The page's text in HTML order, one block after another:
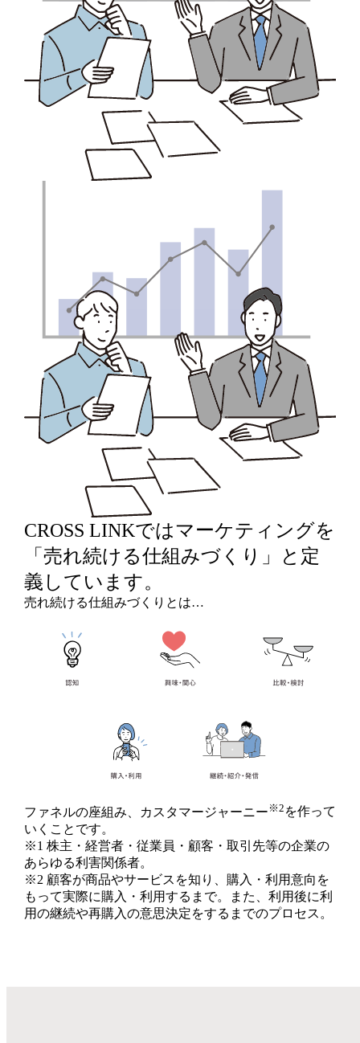
CROSS LINKではマーケティングを
「売れ続ける仕組みづくり」
と定
義しています。
売れ続ける仕組みづくりとは…
ファネルの座組み、カスタマージャーニー ※2 を作って
いくことです。
※1 株主・経営者・従業員・顧客・取引先等の企業の
あらゆる利害関係者。
※2 顧客が商品やサービスを知り、購入・利用意向を
もって実際に購入・利用するまで。また、利用後に利
用の継続や再購入の意思決定をするまでのプロセス。